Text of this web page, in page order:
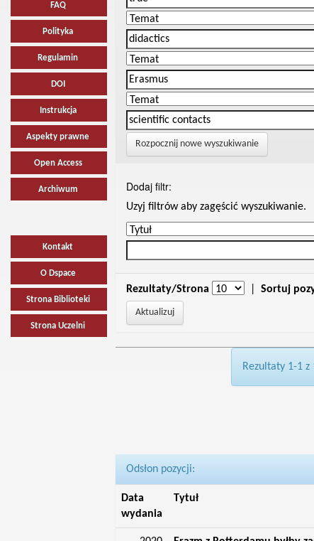
FAQ
Polityka
Regulamin
DOI
Instrukcja
Aspekty prawne
Open Access
Archiwum
Kontakt
O Dspace
Strona Biblioteki
Strona Uczelni
Rozpocznij nowe wyszukiwanie
Dodaj filtr:
Uzyj filtrów aby zagęścić wyszukiwanie.
Rezultaty/Strona Sortuj
Rezultaty 1-1 z
Odsłon pozycji:
Data
wydania
Tytuł